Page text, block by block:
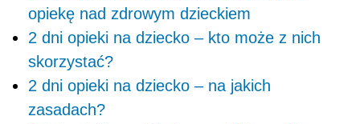
opiekę nad zdrowym dzieckiem
2 dni opieki na dziecko – kto może z nich
skorzystać?
2 dni opieki na dziecko – na jakich
zasadach?